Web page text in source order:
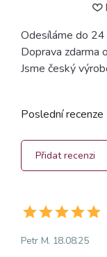
Odesíláme do 24
Doprava zdarma
Jsme český
Poslední recenze
Přidat recenzi
Petr M. 18.08.25